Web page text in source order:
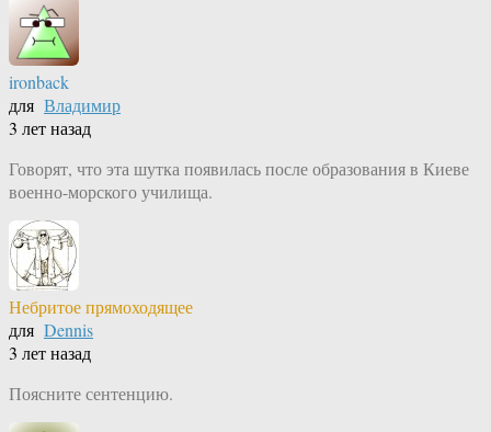
ironback
для Владимир
3 лет назад
Говорят, что эта шутка появилась после образования в Киеве
военно-морского училища.
Небритое прямоходящее
для Dennis
3 лет назад
Поясните сентенцию.